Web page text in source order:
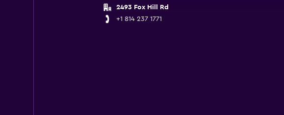
2493 Fox Hill Rd
+1 814 237 1771